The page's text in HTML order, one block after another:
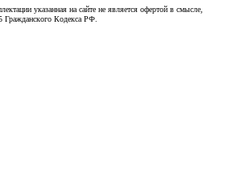
указанная на сайте не является офертой в смысле,
Гражданского Кодекса РФ.